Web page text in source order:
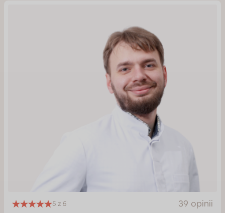
5 z 5
39 opinii